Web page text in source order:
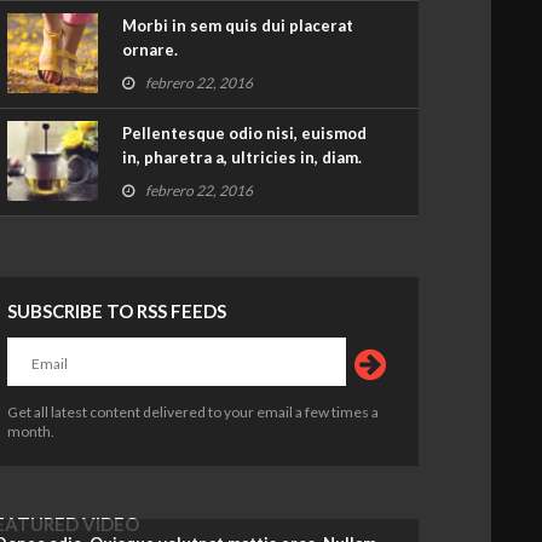
Morbi in sem quis dui placerat
ornare.
febrero 22, 2016
Pellentesque odio nisi, euismod
in, pharetra a, ultricies in, diam.
febrero 22, 2016
SUBSCRIBE TO RSS FEEDS
Get all latest content delivered to your email a few times a
month.
VIDEO